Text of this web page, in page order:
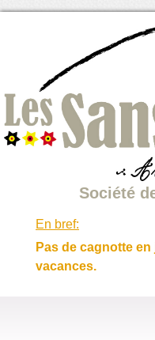
Société
En bref:
Pas de cagnotte
vacances.